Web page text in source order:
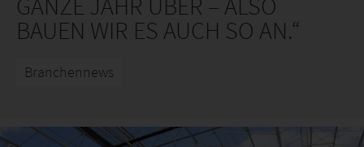
BAUEN WIR ES AUCH SO AN.“
Branchennews